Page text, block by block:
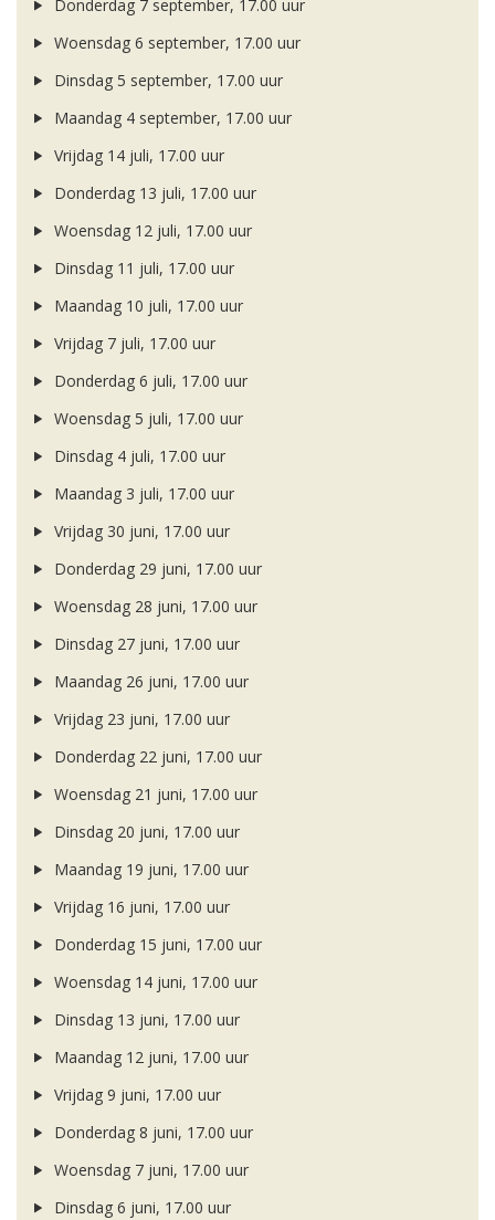
Donderdag 7 september, 17.00 uur
Woensdag 6 september, 17.00 uur
Dinsdag 5 september, 17.00 uur
Maandag 4 september, 17.00 uur
Vrijdag 14 juli, 17.00 uur
Donderdag 13 juli, 17.00 uur
Woensdag 12 juli, 17.00 uur
Dinsdag 11 juli, 17.00 uur
Maandag 10 juli, 17.00 uur
Vrijdag 7 juli, 17.00 uur
Donderdag 6 juli, 17.00 uur
Woensdag 5 juli, 17.00 uur
Dinsdag 4 juli, 17.00 uur
Maandag 3 juli, 17.00 uur
Vrijdag 30 juni, 17.00 uur
Donderdag 29 juni, 17.00 uur
Woensdag 28 juni, 17.00 uur
Dinsdag 27 juni, 17.00 uur
Maandag 26 juni, 17.00 uur
Vrijdag 23 juni, 17.00 uur
Donderdag 22 juni, 17.00 uur
Woensdag 21 juni, 17.00 uur
Dinsdag 20 juni, 17.00 uur
Maandag 19 juni, 17.00 uur
Vrijdag 16 juni, 17.00 uur
Donderdag 15 juni, 17.00 uur
Woensdag 14 juni, 17.00 uur
Dinsdag 13 juni, 17.00 uur
Maandag 12 juni, 17.00 uur
Vrijdag 9 juni, 17.00 uur
Donderdag 8 juni, 17.00 uur
Woensdag 7 juni, 17.00 uur
Dinsdag 6 juni, 17.00 uur